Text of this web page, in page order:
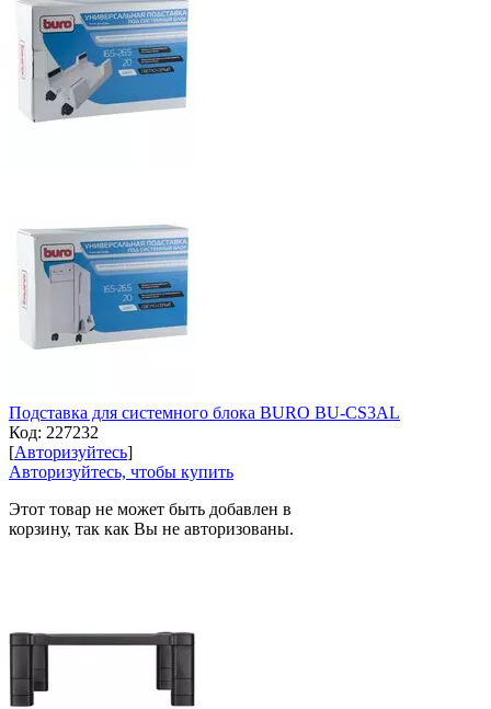
Подставка для системного блока BURO BU-CS3AL
Код: 227232
[Авторизуйтесь]
Авторизуйтесь, чтобы купить
Этот товар не может быть добавлен в
корзину, так как Вы не авторизованы.